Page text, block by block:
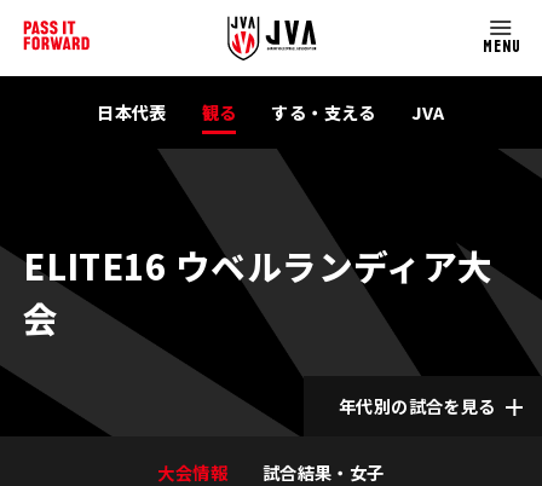
MENU
日本代表 観る する・支える JVA
ELITE16 ウベルランディア大
会
年代別の試合を見る
大会情報 試合結果・女子